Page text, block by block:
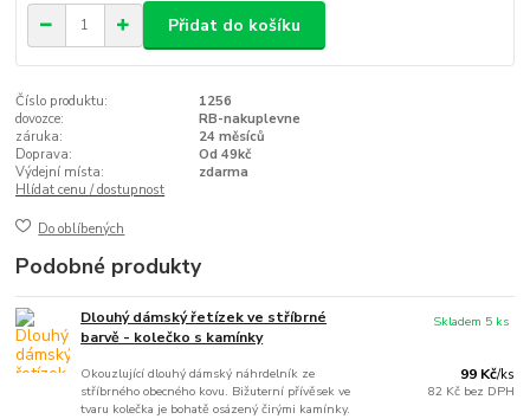
Přidat do košíku
Číslo produktu:
1256
dovozce:
RB-nakuplevne
záruka:
24 měsíců
Doprava:
Od 49kč
Výdejní místa:
zdarma
Hlídat cenu / dostupnost
Do oblíbených
Podobné produkty
Dlouhý dámský řetízek ve stříbrné
barvě - kolečko s kamínky
Okouzlující dlouhý dámský náhrdelník ze
stříbrného obecného kovu. Bižuterní přívěsek ve
tvaru kolečka je bohatě osázený čirými kamínky.
99 Kč/ks
82 Kč bez DPH
Skladem 5 ks